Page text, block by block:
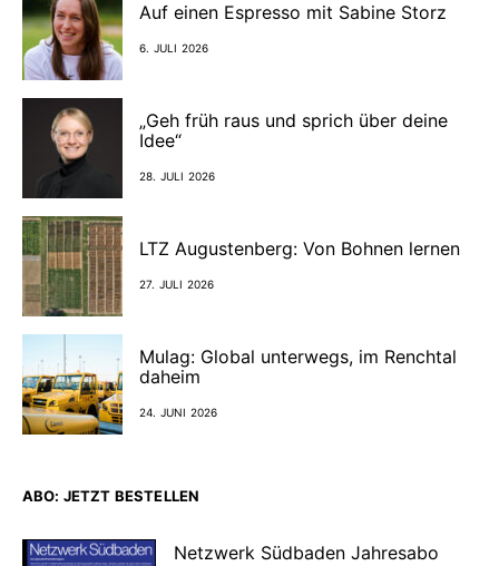
Auf einen Espresso mit Sabine Storz
6. JULI 2026
„Geh früh raus und sprich über deine
Idee“
28. JULI 2026
LTZ Augustenberg: Von Bohnen lernen
27. JULI 2026
Mulag: Global unterwegs, im Renchtal
daheim
24. JUNI 2026
ABO: JETZT BESTELLEN
Netzwerk Südbaden Jahresabo